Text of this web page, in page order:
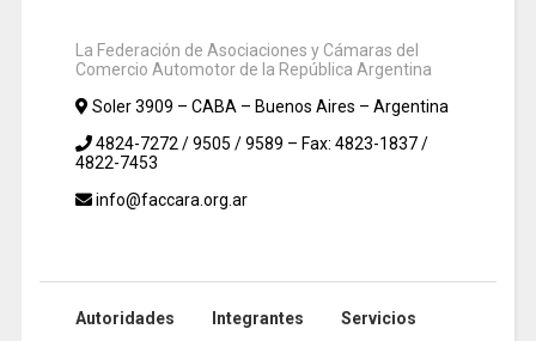
La Federación de Asociaciones y Cámaras del
Comercio Automotor de la República Argentina
Soler 3909 – CABA – Buenos Aires – Argentina
4824-7272 / 9505 / 9589 – Fax: 4823-1837 /
4822-7453
info@faccara.org.ar
Autoridades Integrantes Servicios